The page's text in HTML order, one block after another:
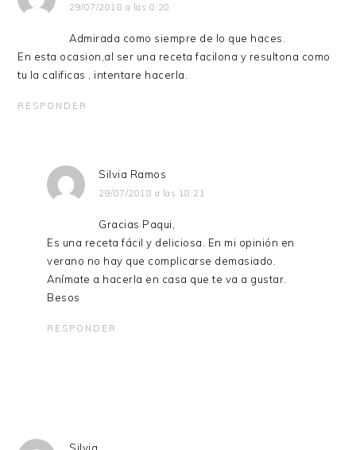
29/07/2018 a las 0:20
Admirada como siempre de lo que haces.
En esta ocasion,al ser una receta facilona y resultona como
tu la calificas , intentare hacerla.
RESPONDER
Silvia Ramos
29/07/2018 a las 18:21
Gracias Paqui,
Es una receta fácil y deliciosa. En mi opinión en
verano no hay que complicarse demasiado.
Anímate a hacerla en casa que te va a gustar.
Besos
RESPONDER
Silvia